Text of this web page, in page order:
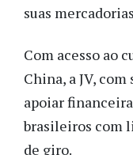
suas
Com acesso ao
China, a JV,
apoiar
brasileiros com
de giro.